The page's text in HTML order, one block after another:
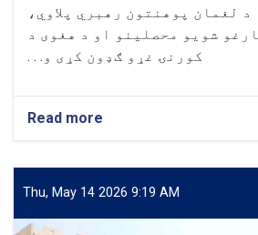
د لغمان پوهنتون رهبري پلاوي،
شویو محصلینو او د هغوی د
کورنۍ غړو ګډون کړی و. . .
Read more
زده
کړو
Thu, May 14 2026 9:19 AM